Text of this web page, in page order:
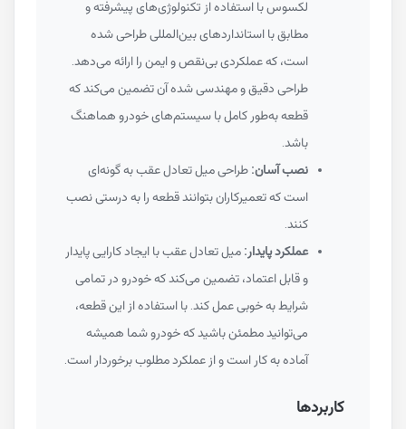
لکسوس با استفاده از تکنولوژی‌های پیشرفته و
مطابق با استانداردهای بین‌المللی طراحی شده
است، که عملکردی بی‌نقص و ایمن را ارائه می‌دهد.
طراحی دقیق و مهندسی شده آن تضمین می‌کند که
قطعه به‌طور کامل با سیستم‌های خودرو هماهنگ
باشد.
نصب آسان:طراحی میل تعادل عقب به گونه‌ای
است که تعمیرکاران بتوانند قطعه را به درستی نصب
کنند.
عملکرد پایدار:میل تعادل عقب با ایجاد کارایی پایدار
و قابل اعتماد، تضمین می‌کند که خودرو در تمامی
شرایط به خوبی عمل کند. با استفاده از این قطعه،
می‌توانید مطمئن باشید که خودرو شما همیشه
آماده به کار است و از عملکرد مطلوب برخوردار است.
کاربردها